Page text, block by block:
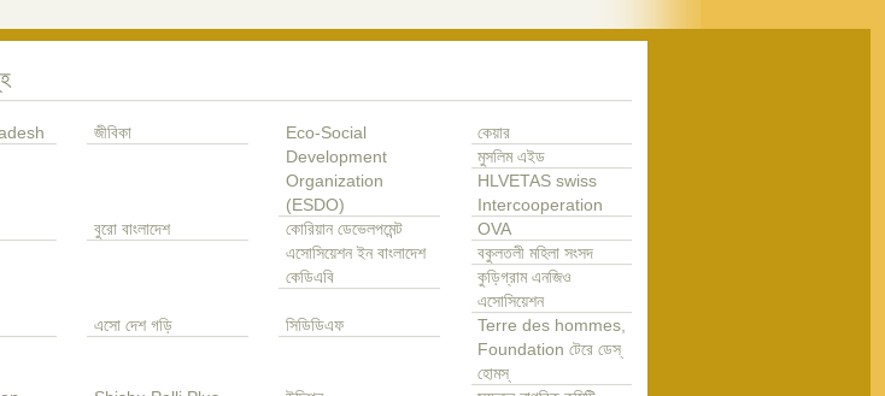
জীবিকা
Eco-Social
Development
Organization
(ESDO)
কেয়ার
মুসলিম এইড
HLVETAS swiss
Intercooperation
বুরো বাংলাদেশ
কোরিয়ান ডেভেলপমেন্ট
এসোসিয়েশন ইন বাংলাদেশ
কেডিএবি
OVA
বকুলতলী মহিলা সংসদ
কুড়িগ্রাম এনজিও
এসোসিয়েশন
এসো দেশ গড়ি সিডিডিএফ
Terre des hommes,
Foundation টেরে ডেস্
হোমস্